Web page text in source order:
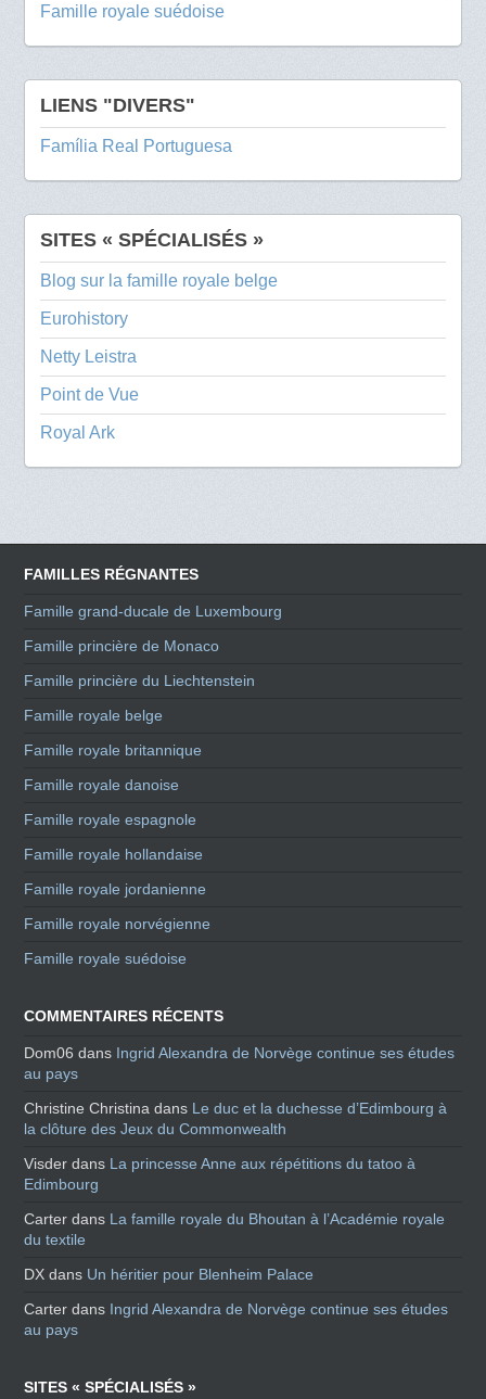
Famille royale suédoise
LIENS "DIVERS"
Família Real Portuguesa
SITES « SPÉCIALISÉS »
Blog sur la famille royale belge
Eurohistory
Netty Leistra
Point de Vue
Royal Ark
FAMILLES RÉGNANTES
Famille grand-ducale de Luxembourg
Famille princière de Monaco
Famille princière du Liechtenstein
Famille royale belge
Famille royale britannique
Famille royale danoise
Famille royale espagnole
Famille royale hollandaise
Famille royale jordanienne
Famille royale norvégienne
Famille royale suédoise
COMMENTAIRES RÉCENTS
Dom06 dans Ingrid Alexandra de Norvège continue ses études
au pays
Christine Christina dans Le duc et la duchesse d’Edimbourg à
la clôture des Jeux du Commonwealth
Visder dans La princesse Anne aux répétitions du tatoo à
Edimbourg
Carter dans La famille royale du Bhoutan à l’Académie royale
du textile
DX dans Un héritier pour Blenheim Palace
Carter dans Ingrid Alexandra de Norvège continue ses études
au pays
SITES « SPÉCIALISÉS »